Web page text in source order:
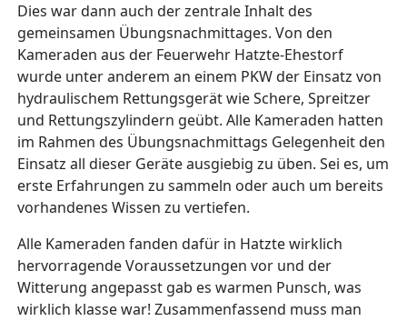
Dies war dann auch der zentrale Inhalt des
gemeinsamen Übungsnachmittages. Von den
Kameraden aus der Feuerwehr Hatzte-Ehestorf
wurde unter anderem an einem PKW der Einsatz von
hydraulischem Rettungsgerät wie Schere, Spreitzer
und Rettungszylindern geübt. Alle Kameraden hatten
im Rahmen des Übungsnachmittags Gelegenheit den
Einsatz all dieser Geräte ausgiebig zu üben. Sei es, um
erste Erfahrungen zu sammeln oder auch um bereits
vorhandenes Wissen zu vertiefen.
Alle Kameraden fanden dafür in Hatzte wirklich
hervorragende Voraussetzungen vor und der
Witterung angepasst gab es warmen Punsch, was
wirklich klasse war! Zusammenfassend muss man